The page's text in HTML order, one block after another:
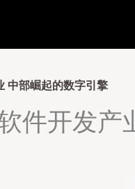
中部崛起的数字引擎
件开发产